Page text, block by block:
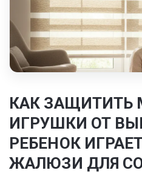
КАК ЗАЩИТИТЬ
ИГРУШКИ ОТ
РЕБЕНОК
ЖАЛЮЗИ ДЛЯ